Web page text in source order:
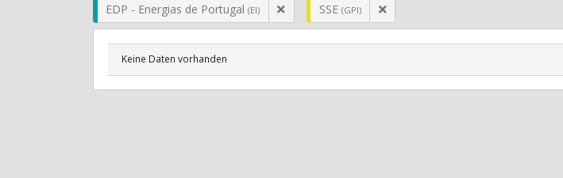
EDP - Energias de Portugal (EI) SSE (GPI)
Keine Daten vorhanden